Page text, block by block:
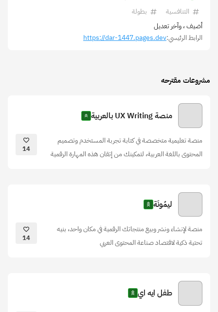
التنافسية
بطولة
أضيف، وآخر تعديل
الرابط الرئيسي:https://dar-1447.pages.dev
مشروعات مقترحه
منصة UX Writing بالعربية
منصة تعليمية متخصصة في كتابة تجربة المستخدم وتصميم
المحتوى باللغة العربية، لتمكينك من إتقان هذه المهارة الرقمية
14
ليمُونَة
منصة لإنشاء ونشر وبيع منتجاتك الرقمية في مكان واحد، بنيه
تحتية ذكية لاقتصاد صناعة المحتوى العربي
14
طفل ايه اي